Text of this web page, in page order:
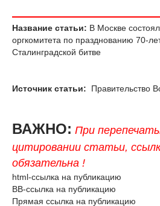
Название статьи: В Москве
оргкомитета по празднованию 70-
Сталинградской битве
Источник статьи: Правительство
ВАЖНО: При
цитировании статьи,
обязательна !
html-ссылка на публикацию
BB-ссылка на публикацию
Прямая ссылка на публикацию